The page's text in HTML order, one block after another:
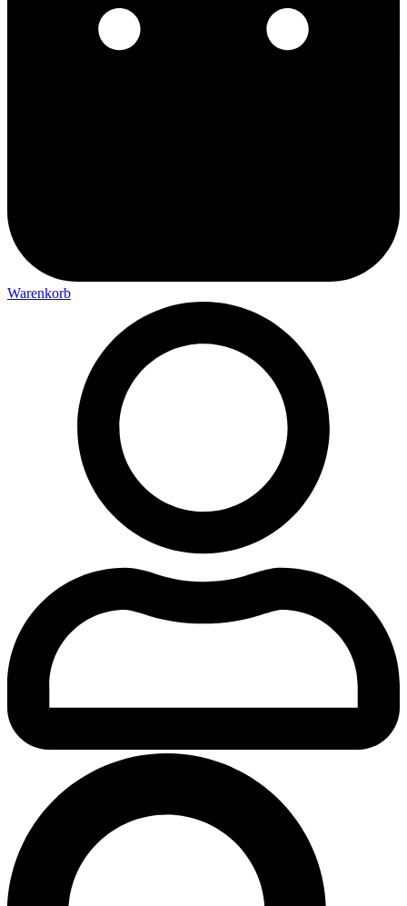
Warenkorb